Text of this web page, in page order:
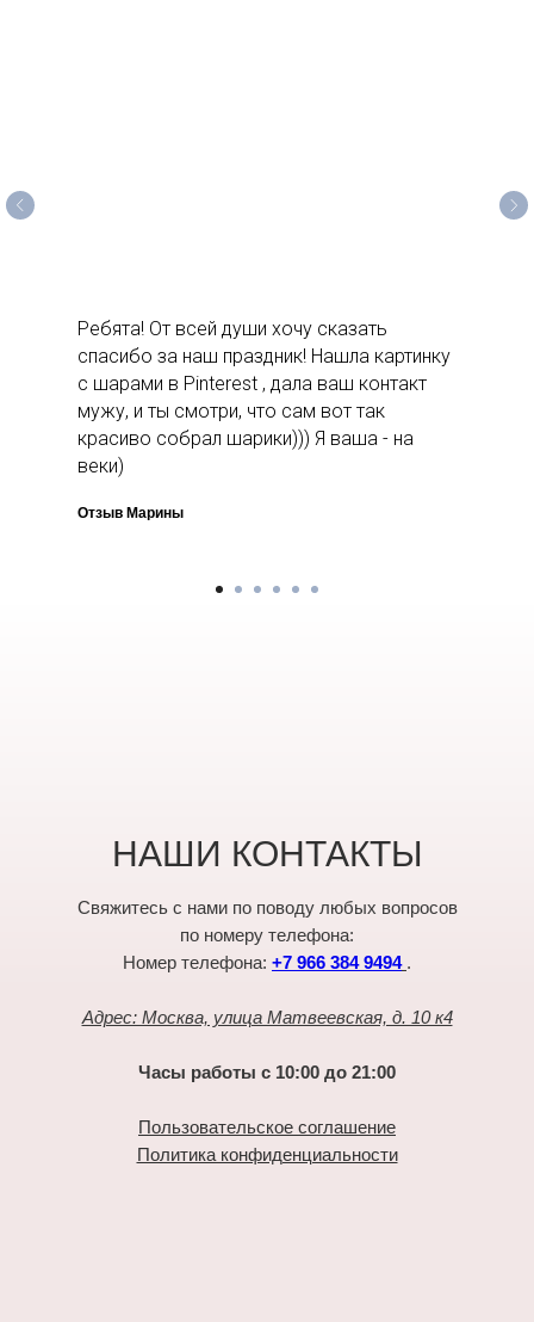
Ребята! От всей души хочу сказать
спасибо за наш праздник! Нашла картинку
с шарами в Pinterest , дала ваш контакт
мужу, и ты смотри, что сам вот так
красиво собрал шарики))) Я ваша - на
веки)
Отзыв Марины
НАШИ КОНТАКТЫ
Свяжитесь с нами по поводу любых вопросов
по номеру телефона:
Номер телефона: +7 966 384 9494 .
Адрес: Москва, улица Матвеевская, д. 10 к4
Часы работы с 10:00 до 21:00
Пользовательское соглашение
Политика конфиденциальности